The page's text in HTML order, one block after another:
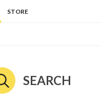
STORE
SEARCH